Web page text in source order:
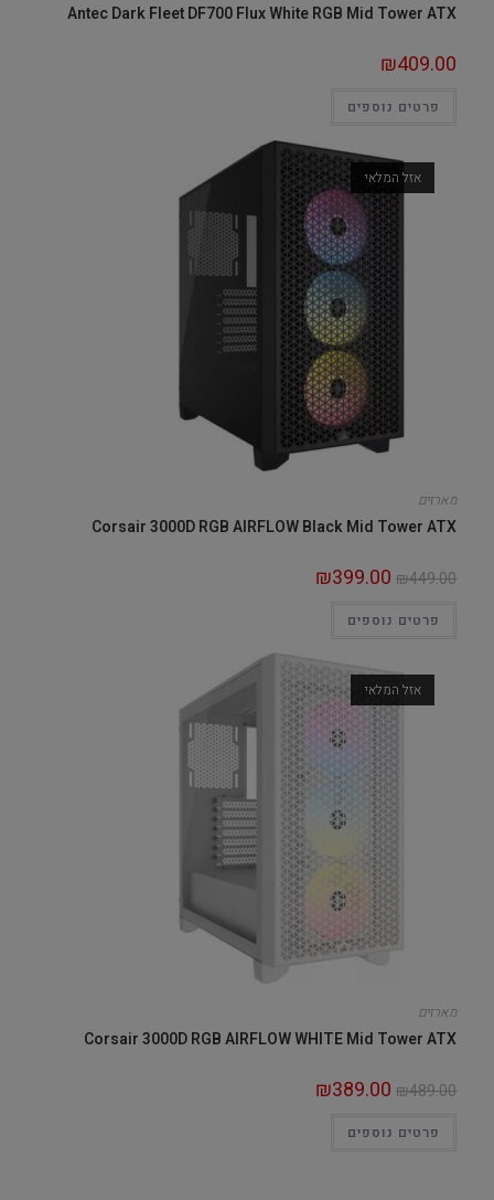
Antec Dark Fleet DF700 Flux White RGB Mid Tower ATX
₪409.00
פרטים נוספים
אזל המלאי
מארזים
Corsair 3000D RGB AIRFLOW Black Mid Tower ATX
₪449.00
₪399.00
פרטים נוספים
אזל המלאי
מארזים
Corsair 3000D RGB AIRFLOW WHITE Mid Tower ATX
₪489.00
₪389.00
פרטים נוספים